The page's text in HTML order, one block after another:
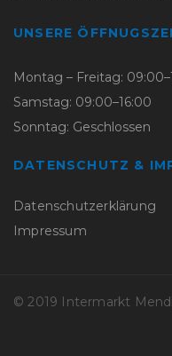
UNSERE
Montag – Freitag:
Samstag: 09:00–16:00
Sonntag: Geschlossen
DATENSCHUTZ &
Datenschutzerklärung
Impressum
© 2019 Intermarkt